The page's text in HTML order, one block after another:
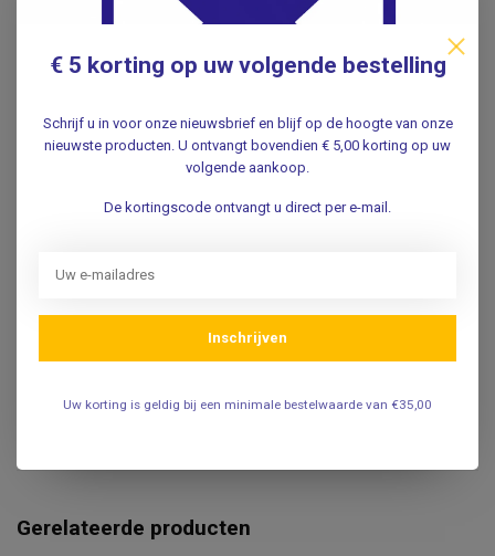
In Winkelwagen
Toevoegen om te vergelijken Deel dit product
Vertrouwdadres sinds1959!
Voor 16.00uur besteld, dezelfde werkdag verwerkt.
verzending inNL & BEvanaf€85 *
Productomschrijving
Gerelateerde producten
€ 5 korting op uw volgende bestelling
Schrijf u in voor onze nieuwsbrief en blijf op de hoogte van onze
nieuwste producten. U ontvangt bovendien € 5,00 korting op uw
volgende aankoop.
De kortingscode ontvangt u direct per e-mail.
Inschrijven
Uw korting is geldig bij een minimale bestelwaarde van €35,00